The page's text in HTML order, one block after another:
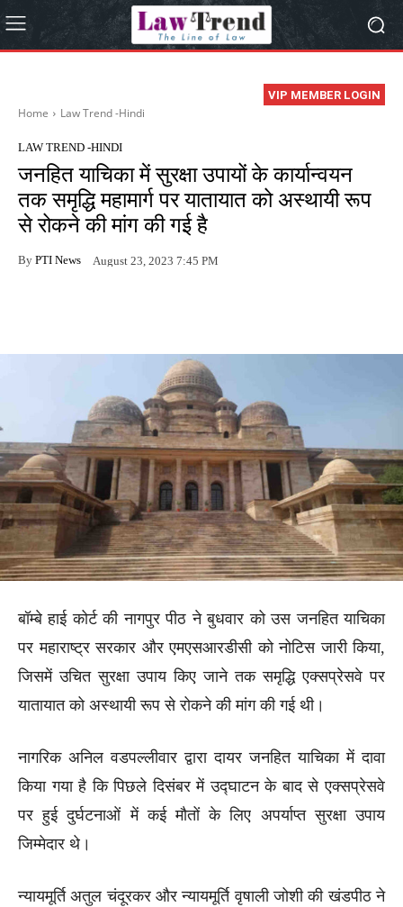
VIP MEMBER LOGIN
Home Law Trend -Hindi
LAW TREND -HINDI
जनहित याचिका में सुरक्षा उपायों के कार्यान्वयन
तक समृद्धि महामार्ग पर यातायात को अस्थायी रूप
से रोकने की मांग की गई है
By PTI News August 23, 2023 7:45 PM
बॉम्बे हाई कोर्ट की नागपुर पीठ ने बुधवार को उस जनहित याचिका
पर महाराष्ट्र सरकार और एमएसआरडीसी को नोटिस जारी किया,
जिसमें उचित सुरक्षा उपाय किए जाने तक समृद्धि एक्सप्रेसवे पर
यातायात को अस्थायी रूप से रोकने की मांग की गई थी।
नागरिक अनिल वडपल्लीवार द्वारा दायर जनहित याचिका में दावा
किया गया है कि पिछले दिसंबर में उद्घाटन के बाद से एक्सप्रेसवे
पर हुई दुर्घटनाओं में कई मौतों के लिए अपर्याप्त सुरक्षा उपाय
जिम्मेदार थे।
न्यायमूर्ति अतुल चंदूरकर और न्यायमूर्ति वृषाली जोशी की खंडपीठ ने